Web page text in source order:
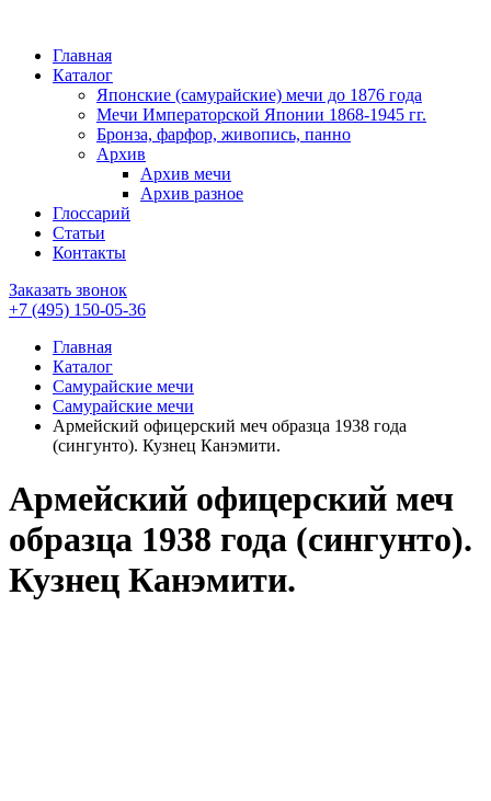
Главная
Каталог
Японские (самурайские) мечи до 1876 года
Мечи Императорской Японии 1868-1945 гг.
Бронза, фарфор, живопись, панно
Архив
Архив мечи
Архив разное
Глоссарий
Статьи
Контакты
Заказать звонок
+7 (495) 150-05-36
Главная
Каталог
Самурайские мечи
Самурайские мечи
Армейский офицерский меч образца 1938 года
(сингунто). Кузнец Канэмити.
Армейский офицерский меч
образца 1938 года (сингунто).
Кузнец Канэмити.